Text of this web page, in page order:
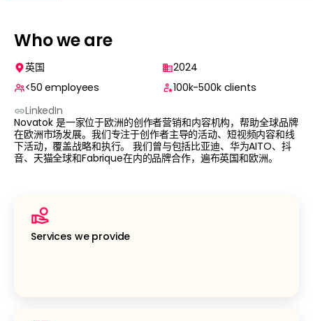
Who we are
英国
2024
<50 employees 100k-500k clients
LinkedIn
Novatok 是一家位于欧洲的创作者营销和内容机构，帮助全球品牌
在欧洲市场发展。我们专注于创作者主导的活动、短视频内容和线
下活动，覆盖战略和执行。 我们曾与包括比亚迪、华为AITO、抖
音、天猫全球和Fabrique在内的品牌合作，遍布英国和欧洲。
Services we provide